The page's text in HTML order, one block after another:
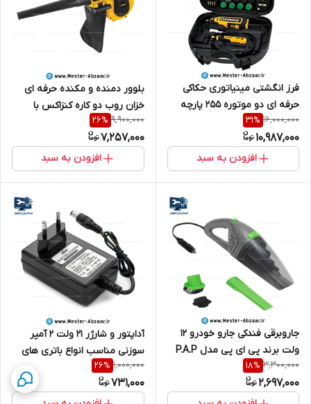
فرز انگشتی مینیاتوری حکاکی
حرفه ای دو موتوره 255 پارچه
کیف BMC کنزاکس با گارانتی
مدل KENZAX 3565
16,000,000
31%
10,987,000
افزودن به سبد
بلوور دمنده و مکنده حرفه ای
خزان روب دو کاره کنزاکس با
گارانتی مدل KENZAX 5657
9,900,000
26%
7,257,000
افزودن به سبد
جاروبرقی فندکی جارو خودرو 12
ولت برند پی ای پی مدل P.A.P
PCY-9612
3,300,000
18%
2,697,000
آداپتور و شارژر 21 ولت 2 آمپر
سوزنی مناسب انواع باتری های
دریل و فرز و ... برند الکترا مدل
21DC 2A
1,000,000
26%
731,000